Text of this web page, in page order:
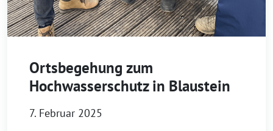
Ortsbegehung zum
Hochwasserschutz in Blaustein
7. Februar 2025